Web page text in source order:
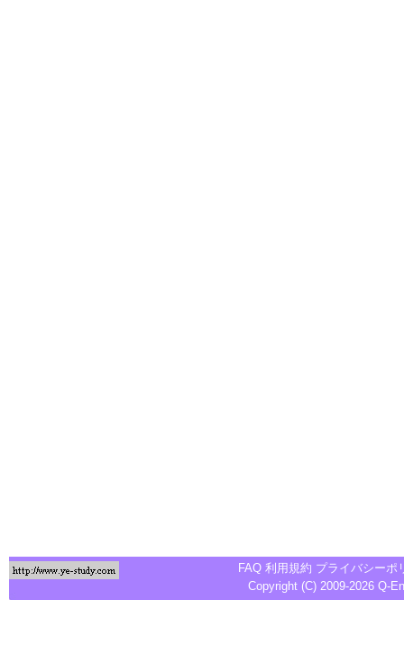
FAQ 利用規約 プライバシーポ
Copyright (C) 2009-2026 Q-